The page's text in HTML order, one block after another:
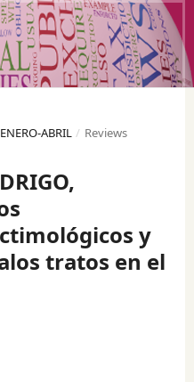
ABRIL / Reviews
y
tratos en el